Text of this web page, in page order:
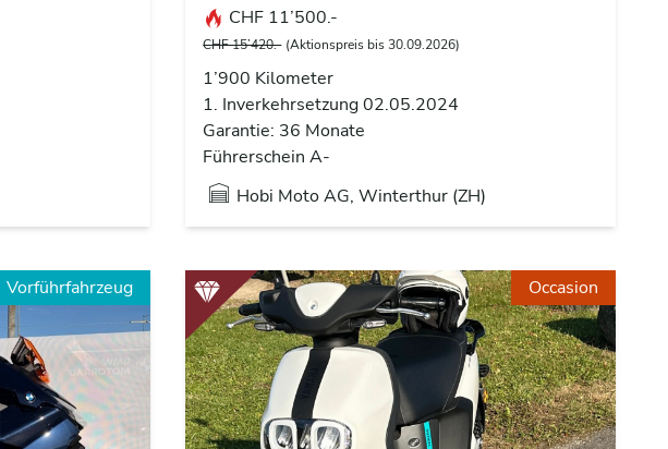
CHF 11’500.-
CHF 15’420.- (Aktionspreis bis 30.09.2026)
1’900 Kilometer
1. Inverkehrsetzung 02.05.2024
Garantie: 36 Monate
Führerschein A-
Hobi Moto AG, Winterthur (ZH)
Vorführfahrzeug Occasion